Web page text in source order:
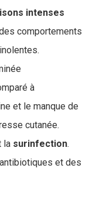
intenses
comportements
à
et le manque de
cutanée.
la surinfection.
et des